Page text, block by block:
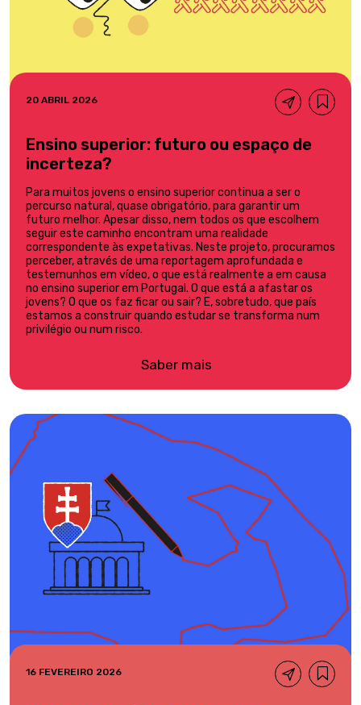
20 ABRIL 2026
Ensino superior: futuro ou espaço de
incerteza?
Para muitos jovens o ensino superior continua a ser o
percurso natural, quase obrigatório, para garantir um
futuro melhor. Apesar disso, nem todos os que escolhem
seguir este caminho encontram uma realidade
correspondente às expetativas. Neste projeto, procuramos
perceber, através de uma reportagem aprofundada e
testemunhos em vídeo, o que está realmente a em causa
no ensino superior em Portugal. O que está a afastar os
jovens? O que os faz ficar ou sair? E, sobretudo, que país
estamos a construir quando estudar se transforma num
privilégio ou num risco.
Saber mais
16 FEVEREIRO 2026